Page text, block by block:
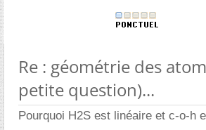
Re : géométrie des
petite question)...
Pourquoi H2S est linéaire et c-o-h